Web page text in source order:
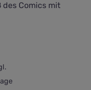
des Comics mit